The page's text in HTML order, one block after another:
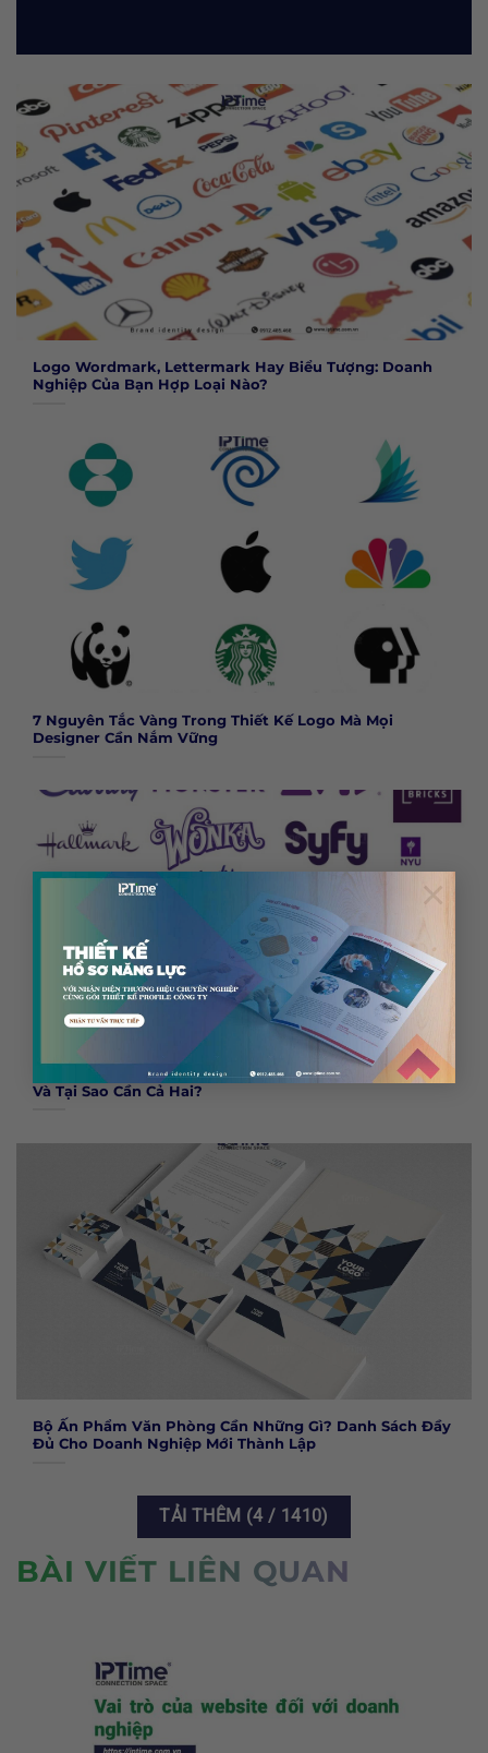
×
Logo Wordmark, Lettermark Hay Biểu Tượng: Doanh
Nghiệp Của Bạn Hợp Loại Nào?
7 Nguyên Tắc Vàng Trong Thiết Kế Logo Mà Mọi
Designer Cần Nắm Vững
Logo Đen Trắng vs Logo Màu: Khi Nào Dùng Bản Nào
Và Tại Sao Cần Cả Hai?
Bộ Ấn Phẩm Văn Phòng Cần Những Gì? Danh Sách Đầy
Đủ Cho Doanh Nghiệp Mới Thành Lập
TẢI THÊM (4 / 1410)
BÀI VIẾT LIÊN QUAN